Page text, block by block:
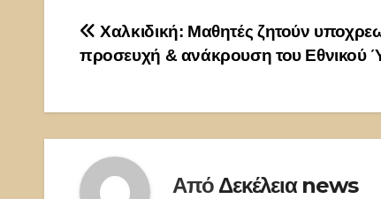
Πλοήγηση
άρθρων
Χαλκιδική: Μαθητές ζητούν
προσευχή & ανάκρουση του Εθνικού
Από Δεκέλεια news